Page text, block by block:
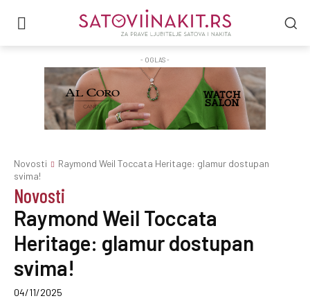
- OGLAS -
Novosti
Raymond Weil Toccata Heritage: glamur dostupan
svima!
Novosti
Raymond Weil Toccata
Heritage: glamur dostupan
svima!
04/11/2025